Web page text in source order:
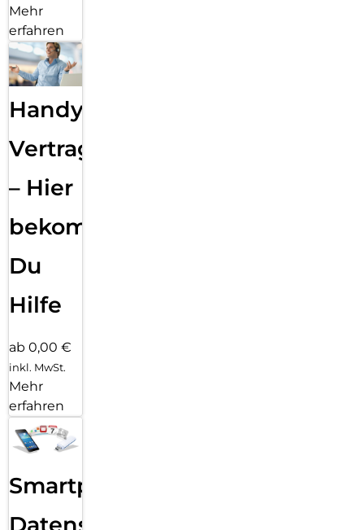
Mehr
erfahren
Handy
Vertragsabwicklung
– Hier
bekommst
Du
Hilfe
ab 0,00 €
inkl. MwSt.
Mehr
erfahren
Smartphone
Datensicherung